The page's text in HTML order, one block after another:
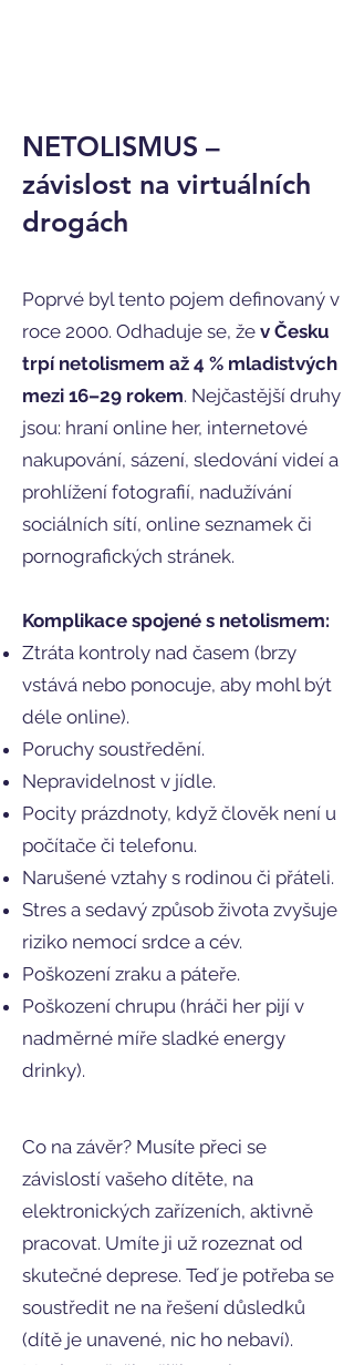
NETOLISMUS –
závislost na virtuálních
drogách
Poprvé byl tento pojem definovaný v
roce 2000. Odhaduje se, že v Česku
trpí netolismem až 4 % mladistvých
mezi 16–29 rokem. Nejčastější druhy
jsou: hraní online her, internetové
nakupování, sázení, sledování videí a
prohlížení fotografií, nadužívání
sociálních sítí, online seznamek či
pornografických stránek.
Komplikace spojené s netolismem:
Ztráta kontroly nad časem (brzy
vstává nebo ponocuje, aby mohl být
déle online).
Poruchy soustředění.
Nepravidelnost v jídle.
Pocity prázdnoty, když člověk není u
počítače či telefonu.
Narušené vztahy s rodinou či přáteli.
Stres a sedavý způsob života zvyšuje
riziko nemocí srdce a cév.
Poškození zraku a páteře.
Poškození chrupu (hráči her pijí v
nadměrné míře sladké energy
drinky).
Co na závěr? Musíte přeci se
závislostí vašeho dítěte, na
elektronických zařízeních, aktivně
pracovat. Umíte ji už rozeznat od
skutečné deprese. Teď je potřeba se
soustředit ne na řešení důsledků
(dítě je unavené, nic ho nebaví).